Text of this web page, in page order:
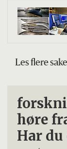
Les flere
høre
Har